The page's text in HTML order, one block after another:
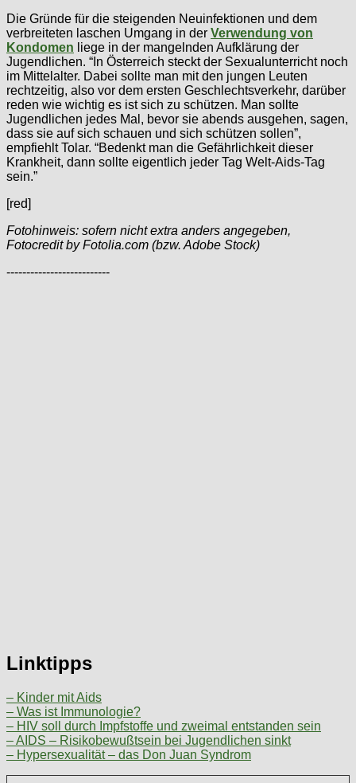
Die Gründe für die steigenden Neuinfektionen und dem
verbreiteten laschen Umgang in der Verwendung von
Kondomen liege in der mangelnden Aufklärung der
Jugendlichen. “In Österreich steckt der Sexualunterricht noch
im Mittelalter. Dabei sollte man mit den jungen Leuten
rechtzeitig, also vor dem ersten Geschlechtsverkehr, darüber
reden wie wichtig es ist sich zu schützen. Man sollte
Jugendlichen jedes Mal, bevor sie abends ausgehen, sagen,
dass sie auf sich schauen und sich schützen sollen”,
empfiehlt Tolar. “Bedenkt man die Gefährlichkeit dieser
Krankheit, dann sollte eigentlich jeder Tag Welt-Aids-Tag
sein.”
[red]
Fotohinweis: sofern nicht extra anders angegeben,
Fotocredit by Fotolia.com (bzw. Adobe Stock)
--------------------------
Linktipps
– Kinder mit Aids
– Was ist Immunologie?
– HIV soll durch Impfstoffe und zweimal entstanden sein
– AIDS – Risikobewußtsein bei Jugendlichen sinkt
– Hypersexualität – das Don Juan Syndrom